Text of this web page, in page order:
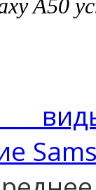
A50